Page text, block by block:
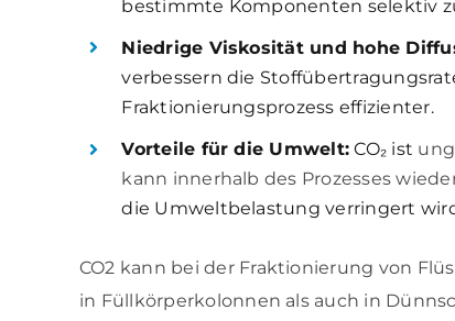
bestimmte Komponenten selektiv
Niedrige Viskosität und hohe
verbessern die
Fraktionierungsprozess effizienter.
Vorteile für die Umwelt: CO₂ ist
kann innerhalb des Prozesses
die Umweltbelastung verringert
CO2 kann bei der Fraktionierung von
in Füllkörperkolonnen als auch in